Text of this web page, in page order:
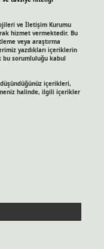
ve İletişim Kurumu
hizmet vermektedir. Bu
veya araştırma
yazdıkları içeriklerin
sorumluluğu kabul
içerikleri,
halinde, ilgili içerikler